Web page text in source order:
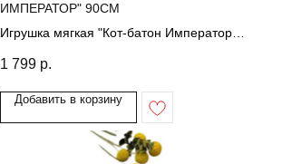
ИМПЕРАТОР" 90СМ
Игрушка мягкая "Кот-батон Император"
1 799 р.
Добавить в корзину